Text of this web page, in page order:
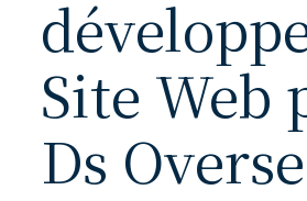
Site Web
Ds